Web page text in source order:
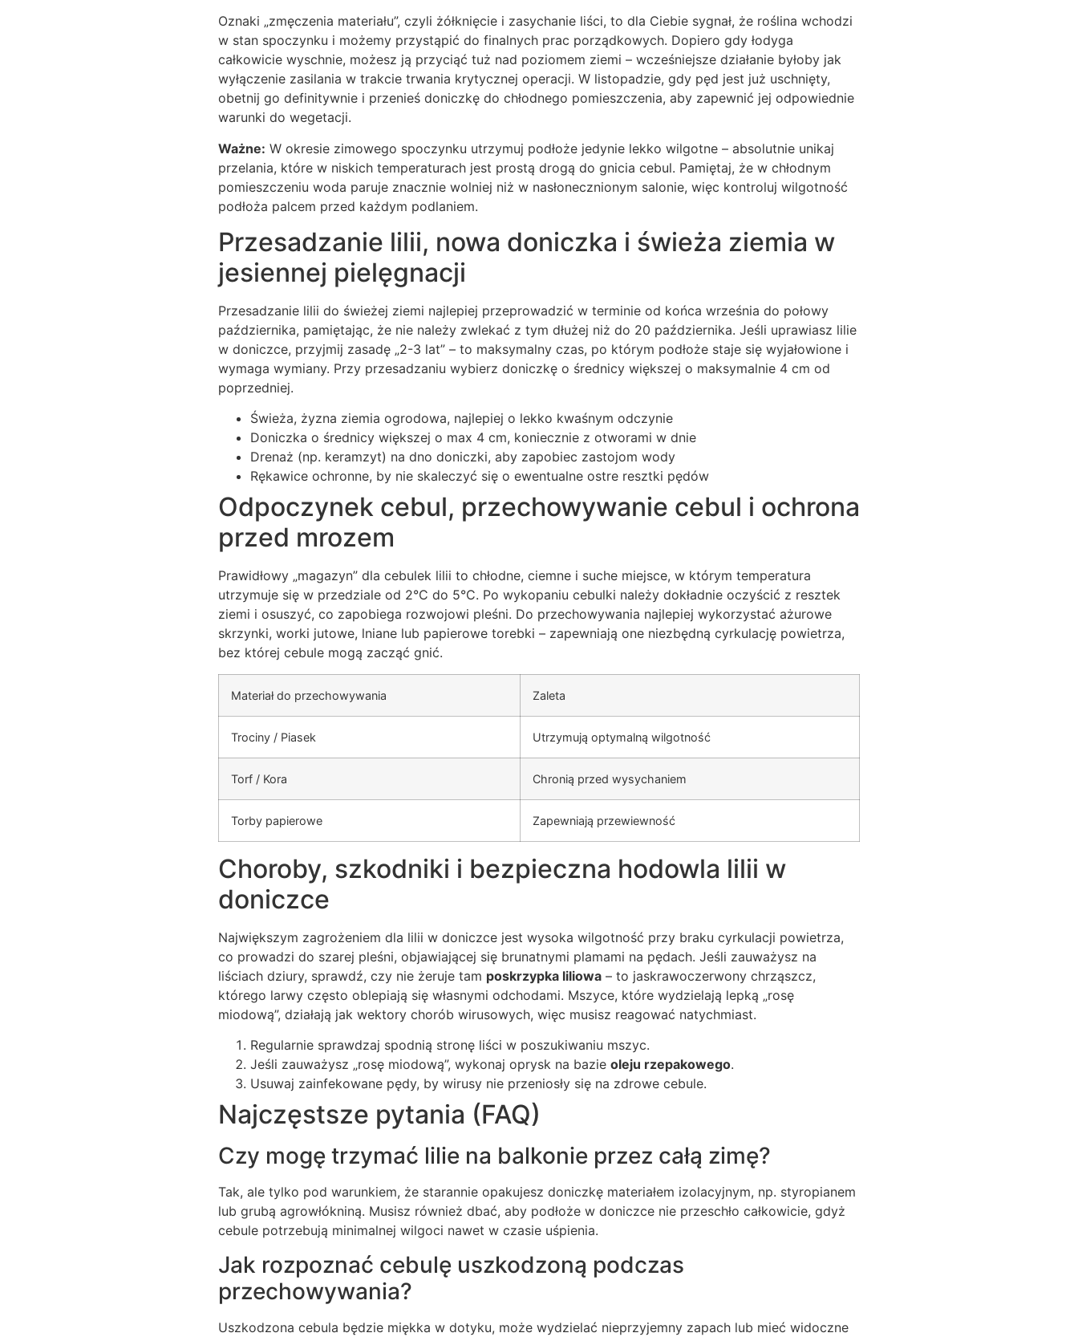
Oznaki „zmęczenia materiału”, czyli żółknięcie i zasychanie liści, to dla Ciebie sygnał, że roślina wchodzi
w stan spoczynku i możemy przystąpić do finalnych prac porządkowych. Dopiero gdy łodyga
całkowicie wyschnie, możesz ją przyciąć tuż nad poziomem ziemi – wcześniejsze działanie byłoby jak
wyłączenie zasilania w trakcie trwania krytycznej operacji. W listopadzie, gdy pęd jest już uschnięty,
obetnij go definitywnie i przenieś doniczkę do chłodnego pomieszczenia, aby zapewnić jej odpowiednie
warunki do wegetacji.
Ważne: W okresie zimowego spoczynku utrzymuj podłoże jedynie lekko wilgotne – absolutnie unikaj
przelania, które w niskich temperaturach jest prostą drogą do gnicia cebul. Pamiętaj, że w chłodnym
pomieszczeniu woda paruje znacznie wolniej niż w nasłonecznionym salonie, więc kontroluj wilgotność
podłoża palcem przed każdym podlaniem.
Przesadzanie lilii, nowa doniczka i świeża ziemia w
jesiennej pielęgnacji
Przesadzanie lilii do świeżej ziemi najlepiej przeprowadzić w terminie od końca września do połowy
października, pamiętając, że nie należy zwlekać z tym dłużej niż do 20 października. Jeśli uprawiasz lilie
w doniczce, przyjmij zasadę „2-3 lat” – to maksymalny czas, po którym podłoże staje się wyjałowione i
wymaga wymiany. Przy przesadzaniu wybierz doniczkę o średnicy większej o maksymalnie 4 cm od
poprzedniej.
Świeża, żyzna ziemia ogrodowa, najlepiej o lekko kwaśnym odczynie
Doniczka o średnicy większej o max 4 cm, koniecznie z otworami w dnie
Drenaż (np. keramzyt) na dno doniczki, aby zapobiec zastojom wody
Rękawice ochronne, by nie skaleczyć się o ewentualne ostre resztki pędów
Odpoczynek cebul, przechowywanie cebul i ochrona
przed mrozem
Prawidłowy „magazyn” dla cebulek lilii to chłodne, ciemne i suche miejsce, w którym temperatura
utrzymuje się w przedziale od 2°C do 5°C. Po wykopaniu cebulki należy dokładnie oczyścić z resztek
ziemi i osuszyć, co zapobiega rozwojowi pleśni. Do przechowywania najlepiej wykorzystać ażurowe
skrzynki, worki jutowe, lniane lub papierowe torebki – zapewniają one niezbędną cyrkulację powietrza,
bez której cebule mogą zacząć gnić.
Materiał do przechowywania Zaleta
Trociny / Piasek Utrzymują optymalną wilgotność
Torf / Kora Chronią przed wysychaniem
Torby papierowe Zapewniają przewiewność
Choroby, szkodniki i bezpieczna hodowla lilii w
doniczce
Największym zagrożeniem dla lilii w doniczce jest wysoka wilgotność przy braku cyrkulacji powietrza,
co prowadzi do szarej pleśni, objawiającej się brunatnymi plamami na pędach. Jeśli zauważysz na
liściach dziury, sprawdź, czy nie żeruje tam poskrzypka liliowa – to jaskrawoczerwony chrząszcz,
którego larwy często oblepiają się własnymi odchodami. Mszyce, które wydzielają lepką „rosę
miodową”, działają jak wektory chorób wirusowych, więc musisz reagować natychmiast.
Regularnie sprawdzaj spodnią stronę liści w poszukiwaniu mszyc.
Jeśli zauważysz „rosę miodową”, wykonaj oprysk na bazie oleju rzepakowego.
Usuwaj zainfekowane pędy, by wirusy nie przeniosły się na zdrowe cebule.
Najczęstsze pytania (FAQ)
Czy mogę trzymać lilie na balkonie przez całą zimę?
Tak, ale tylko pod warunkiem, że starannie opakujesz doniczkę materiałem izolacyjnym, np. styropianem
lub grubą agrowłókniną. Musisz również dbać, aby podłoże w doniczce nie przeschło całkowicie, gdyż
cebule potrzebują minimalnej wilgoci nawet w czasie uśpienia.
Jak rozpoznać cebulę uszkodzoną podczas
przechowywania?
Uszkodzona cebula będzie miękka w dotyku, może wydzielać nieprzyjemny zapach lub mieć widoczne